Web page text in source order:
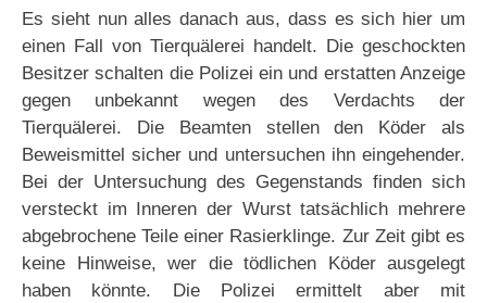
Es sieht nun alles danach aus, dass es sich hier um
einen Fall von Tierquälerei handelt. Die geschockten
Besitzer schalten die Polizei ein und erstatten Anzeige
gegen unbekannt wegen des Verdachts der
Tierquälerei. Die Beamten stellen den Köder als
Beweismittel sicher und untersuchen ihn eingehender.
Bei der Untersuchung des Gegenstands finden sich
versteckt im Inneren der Wurst tatsächlich mehrere
abgebrochene Teile einer Rasierklinge. Zur Zeit gibt es
keine Hinweise, wer die tödlichen Köder ausgelegt
haben könnte. Die Polizei ermittelt aber mit